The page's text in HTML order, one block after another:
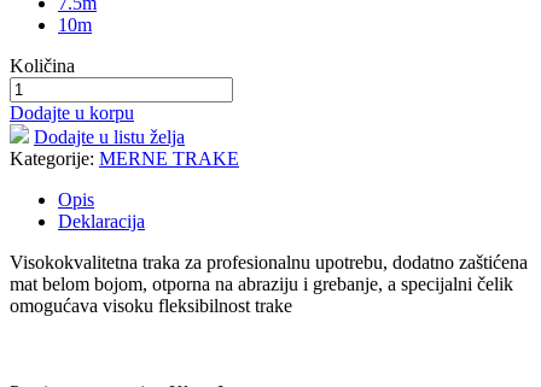
10m
Količina
Dodajte u korpu
Dodajte u listu želja
Kategorije: MERNE TRAKE
Opis
Deklaracija
Visokokvalitetna traka za profesionalnu upotrebu, dodatno zaštićena
mat belom bojom, otporna na abraziju i grebanje, a specijalni čelik
omogućava visoku fleksibilnost trake